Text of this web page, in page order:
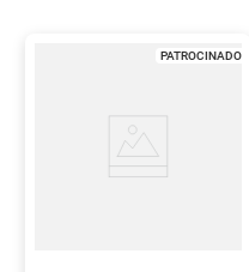
PATROCINADO